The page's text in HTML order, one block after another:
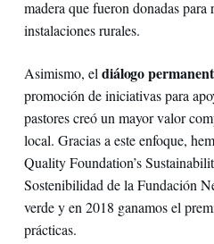
madera que fueron donadas para
instalaciones rurales.
Asimismo, eldiálogo
promoción de iniciativas para
pastores creó un mayor valor
local. Gracias a este enfoque,
Quality Foundation’s
Sostenibilidad de la Fundación
verde y en 2018 ganamos el
prácticas.